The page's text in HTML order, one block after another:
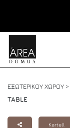
ΕΞΩΤΕΡΙΚΟΥ ΧΩΡΟΥ >
TABLE
Kartell